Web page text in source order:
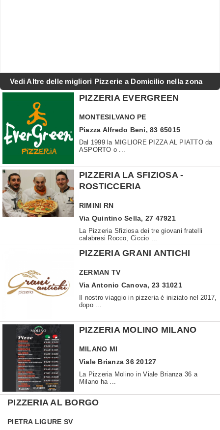
Vedi Altre delle migliori Pizzerie a Domicilio nella zona
PIZZERIA EVERGREEN
MONTESILVANO PE
Piazza Alfredo Beni, 83 65015
Dal 1999 la MIGLIORE PIZZA AL PIATTO da
ASPORTO o ...
PIZZERIA LA SFIZIOSA -
ROSTICCERIA
RIMINI RN
Via Quintino Sella, 27 47921
La Pizzeria Sfiziosa dei tre giovani fratelli
calabresi Rocco, Ciccio ...
PIZZERIA GRANI ANTICHI
ZERMAN TV
Via Antonio Canova, 23 31021
Il nostro viaggio in pizzeria è iniziato nel 2017,
dopo ...
PIZZERIA MOLINO MILANO
MILANO MI
Viale Brianza 36 20127
La Pizzeria Molino in Viale Brianza 36 a
Milano ha ...
PIZZERIA AL BORGO
PIETRA LIGURE SV